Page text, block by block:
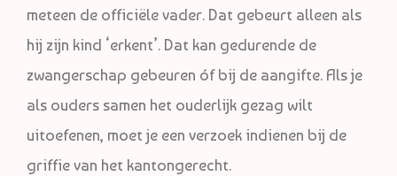
meteen de officiële vader. Dat gebeurt alleen als
hij zijn kind ‘erkent’. Dat kan gedurende de
zwangerschap gebeuren óf bij de aangifte. Als je
als ouders samen het ouderlijk gezag wilt
uitoefenen, moet je een verzoek indienen bij de
griffie van het kantongerecht.